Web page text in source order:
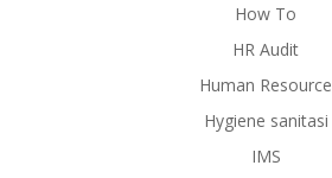
How To
HR Audit
Human Resource
Hygiene sanitasi
IMS